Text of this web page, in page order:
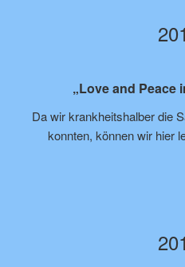
„Love and Peace
Da wir krankheitshalber die
konnten, können wir hier